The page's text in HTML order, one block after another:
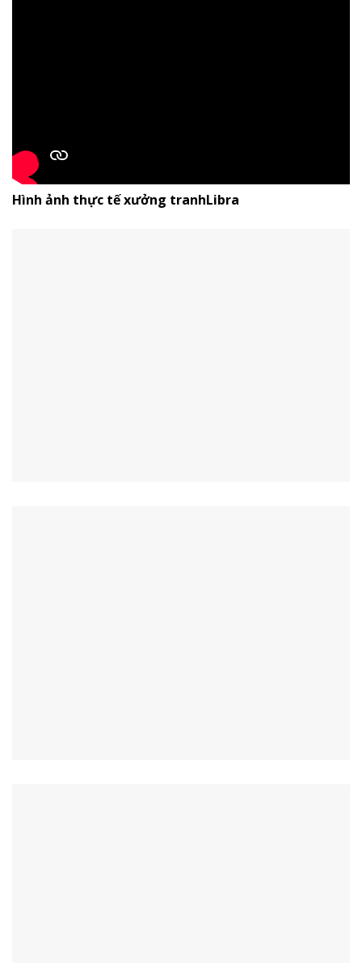
Hình ảnh thực tế xưởng tranhLibra